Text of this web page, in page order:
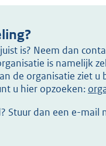
is? Neem dan
is namelijk
de organisatie ziet u
u hier opzoeken:
Stuur dan een e-mail